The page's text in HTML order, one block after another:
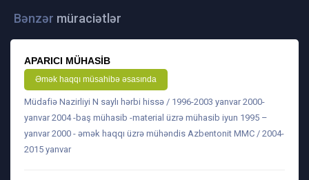
Bənzər müraciətlər
APARICI MÜHASIB
Əmək haqqı müsahibə əsasında
Müdafiə Nazirliyi N saylı hərbi hissə / 1996-2003 yanvar 2000-
yanvar 2004 -baş mühasib -material üzrə mühasib iyun 1995 –
yanvar 2000 - əmək haqqı üzrə mühəndis Azbentonit MMC / 2004-
2015 yanvar